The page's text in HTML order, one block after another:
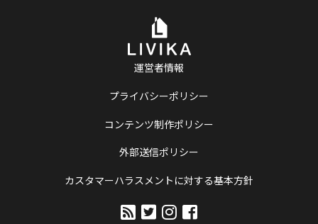
運営者情報
プライバシーポリシー
コンテンツ制作ポリシー
外部送信ポリシー
カスタマーハラスメントに対する基本方針